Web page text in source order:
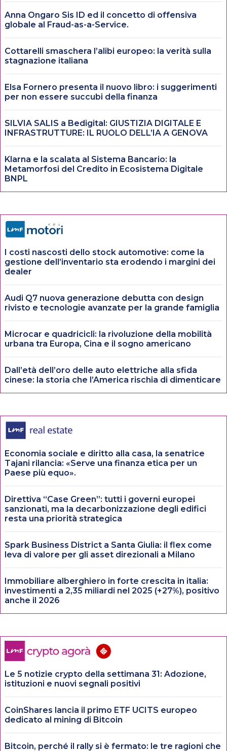
Anna Ongaro Sis ID ed il concetto di offensiva
globale al Fraud-as-a-Service.
Cottarelli smaschera l’alibi europeo: la verità sulla
stagnazione italiana
Elsa Fornero presenta il nuovo libro: i suggerimenti
per non essere succubi della finanza
SILVIA SALIS a Bedigital: GIUSTIZIA DIGITALE E
INFRASTRUTTURE: IL RUOLO DELL’IA A GENOVA
Klarna e la scalata al Sistema Bancario: la
Metamorfosi del Credito in Ecosistema Digitale
BNPL
I costi nascosti dello stock automotive: come la
gestione dell’inventario sta erodendo i margini dei
dealer
Audi Q7 nuova generazione debutta con design
rivisto e tecnologie avanzate per la grande famiglia
Microcar e quadricicli: la rivoluzione della mobilità
urbana tra Europa, Cina e il sogno americano
Dall’età dell’oro delle auto elettriche alla sfida
cinese: la storia che l’America rischia di dimenticare
Economia sociale e diritto alla casa, la senatrice
Tajani rilancia: «Serve una finanza etica per un
Paese più equo».
Direttiva “Case Green”: tutti i governi europei
sanzionati, ma la decarbonizzazione degli edifici
resta una priorità strategica
Spark Business District a Santa Giulia: il flex come
leva di valore per gli asset direzionali a Milano
Immobiliare alberghiero in forte crescita in italia:
investimenti a 2,35 miliardi nel 2025 (+27%), positivo
anche il 2026
Le 5 notizie crypto della settimana 31: Adozione,
istituzioni e nuovi segnali positivi
CoinShares lancia il primo ETF UCITS europeo
dedicato al mining di Bitcoin
Bitcoin, perché il rally si è fermato: le tre ragioni che